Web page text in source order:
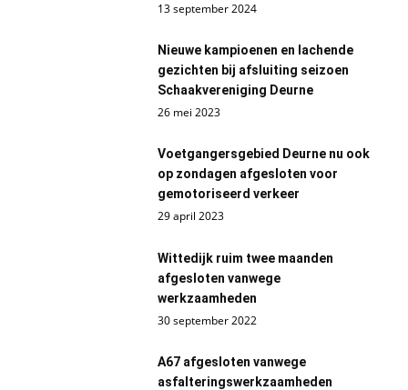
13 september 2024
Nieuwe kampioenen en lachende
gezichten bij afsluiting seizoen
Schaakvereniging Deurne
26 mei 2023
Voetgangersgebied Deurne nu ook
op zondagen afgesloten voor
gemotoriseerd verkeer
29 april 2023
Wittedijk ruim twee maanden
afgesloten vanwege
werkzaamheden
30 september 2022
A67 afgesloten vanwege
asfalteringswerkzaamheden